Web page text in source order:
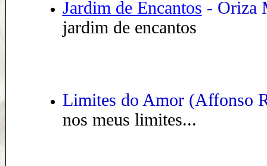
Jardim de Encantos - Oriza
jardim de encantos
Limites do Amor (Affonso
nos meus limites...